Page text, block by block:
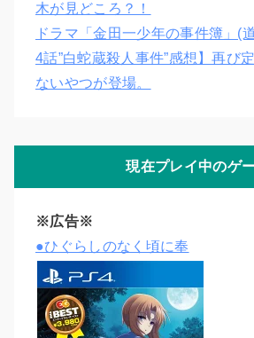
木が見どころ？！
ドラマ「金田一少年の事件簿」(
4話”白蛇蔵殺人事件”感想】再び
ないやつが登場。
現在プレイ中のゲ
※広告※
●ひぐらしのなく頃に奉